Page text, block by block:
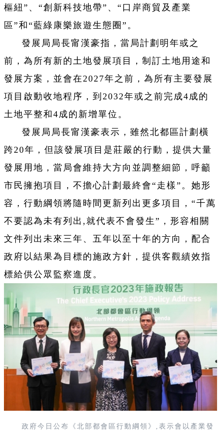
樞紐”、“創新科技地帶”、“口岸商貿及產業
區”和“藍綠康樂旅遊生態圈”。
發展局局長甯漢豪指，當局計劃明年或之
前，為所有新的土地發展項目，制訂土地用途和
發展方案，並會在2027年之前，為所有主要發展
項目啟動收地程序，到2032年或之前完成4成的
土地平整和4成的新增單位。
發展局局長甯漢豪表示，雖然北都區計劃橫
跨20年，但該發展項目是莊嚴的行動，提供大量
發展用地，當局會維持大方向並調整細節，呼籲
市民擁抱項目，不擔心計劃最終會“走樣”。她形
容，行動綱領將隨時間更新列出更多項目，“千萬
不要認為未有列出,就代表不會發生”，形容相關
文件列出未來三年、五年以至十年的方向，配合
政府以結果為目標的施政方針，提供客觀績效指
標給供公眾監察進度。
政府今日公布《北部都會區行動綱領》,表示會以產業發